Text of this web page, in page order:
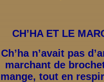
CH’HA ET LE
Ch’ha n’avait pas
marchant de
mange, tout en